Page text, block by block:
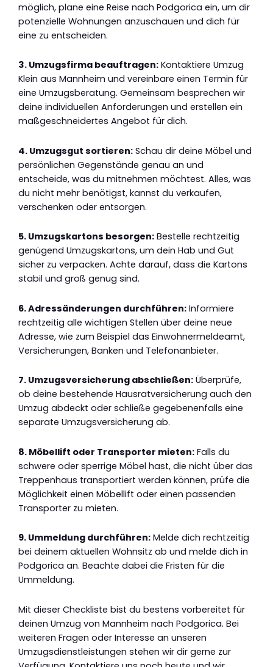
möglich, plane eine Reise nach Podgorica ein, um dir
potenzielle Wohnungen anzuschauen und dich für
eine zu entscheiden.
3. Umzugsfirma beauftragen: Kontaktiere Umzug
Klein aus Mannheim und vereinbare einen Termin für
eine Umzugsberatung. Gemeinsam besprechen wir
deine individuellen Anforderungen und erstellen ein
maßgeschneidertes Angebot für dich.
4. Umzugsgut sortieren: Schau dir deine Möbel und
persönlichen Gegenstände genau an und
entscheide, was du mitnehmen möchtest. Alles, was
du nicht mehr benötigst, kannst du verkaufen,
verschenken oder entsorgen.
5. Umzugskartons besorgen: Bestelle rechtzeitig
genügend Umzugskartons, um dein Hab und Gut
sicher zu verpacken. Achte darauf, dass die Kartons
stabil und groß genug sind.
6. Adressänderungen durchführen: Informiere
rechtzeitig alle wichtigen Stellen über deine neue
Adresse, wie zum Beispiel das Einwohnermeldeamt,
Versicherungen, Banken und Telefonanbieter.
7. Umzugsversicherung abschließen: Überprüfe,
ob deine bestehende Hausratversicherung auch den
Umzug abdeckt oder schließe gegebenenfalls eine
separate Umzugsversicherung ab.
8. Möbellift oder Transporter mieten: Falls du
schwere oder sperrige Möbel hast, die nicht über das
Treppenhaus transportiert werden können, prüfe die
Möglichkeit einen Möbellift oder einen passenden
Transporter zu mieten.
9. Ummeldung durchführen: Melde dich rechtzeitig
bei deinem aktuellen Wohnsitz ab und melde dich in
Podgorica an. Beachte dabei die Fristen für die
Ummeldung.
Mit dieser Checkliste bist du bestens vorbereitet für
deinen Umzug von Mannheim nach Podgorica. Bei
weiteren Fragen oder Interesse an unseren
Umzugsdienstleistungen stehen wir dir gerne zur